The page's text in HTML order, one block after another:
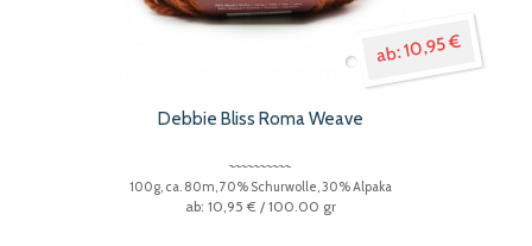
10,95 €
Debbie Bliss Roma Weave
100g, ca. 80m, 70% Schurwolle, 30% Alpaka
10,95 € / 100.00 gr